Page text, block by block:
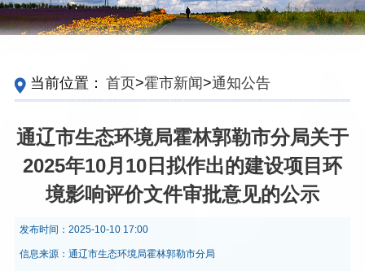
当前位置： 首页>霍市新闻>通知公告
通辽市生态环境局霍林郭勒市分局关于
2025年10月10日拟作出的建设项目环
境影响评价文件审批意见的公示
发布时间： 2025-10-10 17:00
信息来源： 通辽市生态环境局霍林郭勒市分局